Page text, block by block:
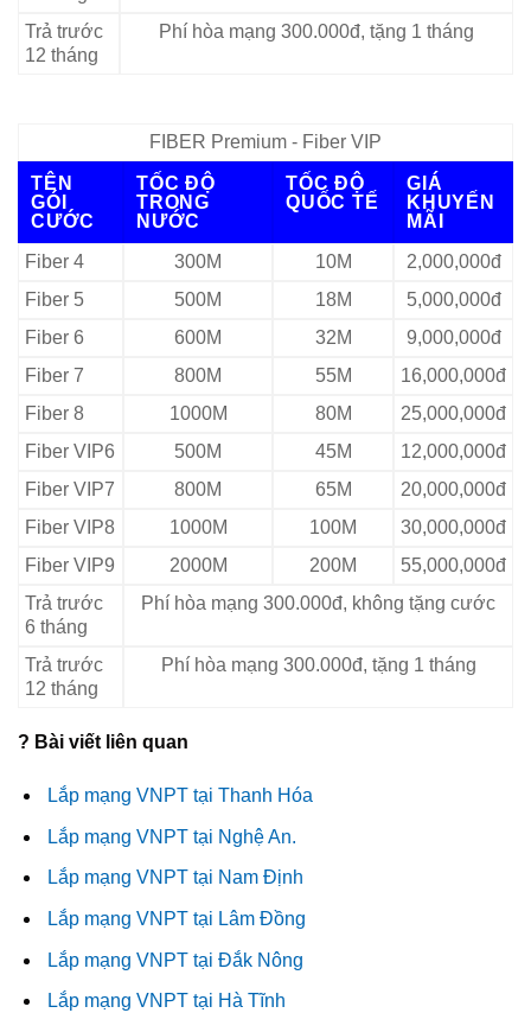
Trả trước
12 tháng
Phí hòa mạng 300.000đ, tặng 1 tháng
FIBER Premium - Fiber VIP
TÊN
GÓI
CƯỚC
TỐC ĐỘ
TRONG
NƯỚC
TỐC ĐỘ
QUỐC TẾ
GIÁ
KHUYẾN
MÃI
Fiber 4
300M 10M
2,000,000đ
Fiber 5
500M 18M
5,000,000đ
Fiber 6
600M 32M
9,000,000đ
Fiber 7
800M 55M
16,000,000đ
Fiber 8
1000M 80M
25,000,000đ
Fiber VIP6
500M 45M
12,000,000đ
Fiber VIP7
800M 65M
20,000,000đ
Fiber VIP8
1000M 100M
30,000,000đ
Fiber VIP9
2000M 200M
55,000,000đ
Trả trước
6 tháng
Phí hòa mạng 300.000đ, không tặng cước
Trả trước
12 tháng
Phí hòa mạng 300.000đ, tặng 1 tháng
️? Bài viết liên quan
Lắp mạng VNPT tại Thanh Hóa
Lắp mạng VNPT tại Nghệ An.
Lắp mạng VNPT tại Nam Định
Lắp mạng VNPT tại Lâm Đồng
Lắp mạng VNPT tại Đắk Nông
Lắp mạng VNPT tại Hà Tĩnh